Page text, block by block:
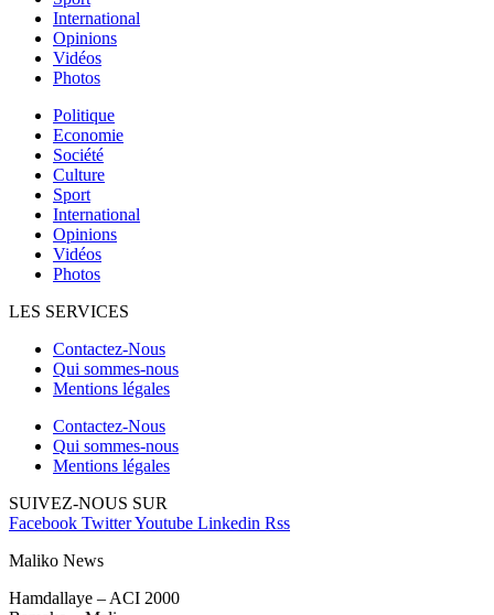
International
Opinions
Vidéos
Photos
Politique
Economie
Société
Culture
Sport
International
Opinions
Vidéos
Photos
LES SERVICES
Contactez-Nous
Qui sommes-nous
Mentions légales
Contactez-Nous
Qui sommes-nous
Mentions légales
SUIVEZ-NOUS SUR
Facebook TwitterYoutube Linkedin Rss
Maliko News
Hamdallaye – ACI 2000